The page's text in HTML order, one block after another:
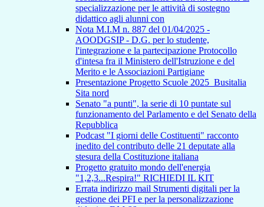
specializzazione per le attività di sostegno
didattico agli alunni con
Nota M.I.M n. 887 del 01/04/2025 -
AOODGSIP - D.G. per lo studente,
l'integrazione e la partecipazione Protocollo
d'intesa fra il Ministero dell'Istruzione e del
Merito e le Associazioni Partigiane
Presentazione Progetto Scuole 2025_Busitalia
Sita nord
Senato "a punti", la serie di 10 puntate sul
funzionamento del Parlamento e del Senato della
Repubblica
Podcast "I giorni delle Costituenti" racconto
inedito del contributo delle 21 deputate alla
stesura della Costituzione italiana
Progetto gratuito mondo dell'energia
"1,2,3...Respira!" RICHIEDI IL KIT
Errata indirizzo mail Strumenti digitali per la
gestione dei PFI e per la personalizzazione